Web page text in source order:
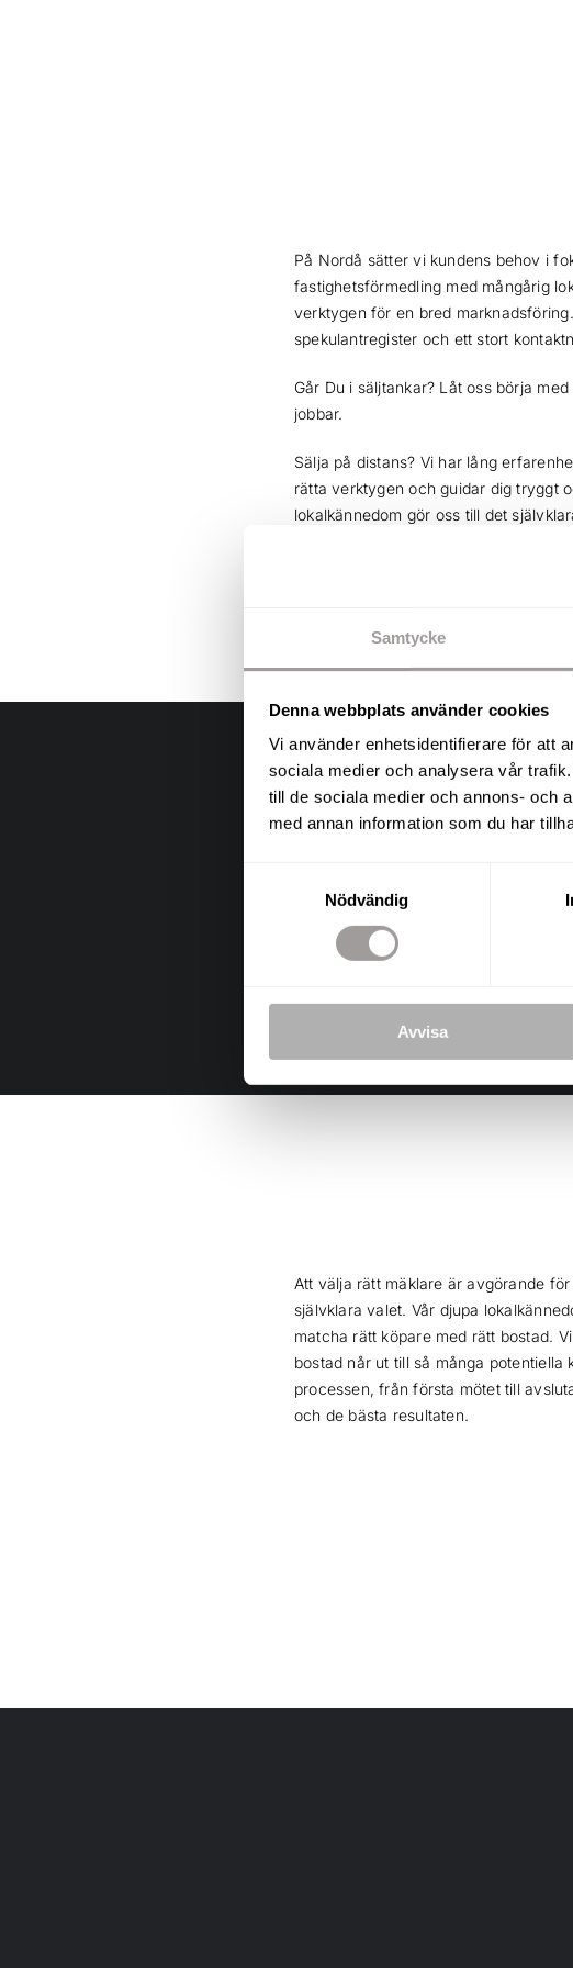
Samtycke
Denna webbplats använder cookies
Vi använder enhetsidentifierare för att
sociala medier och analysera vår
till de sociala medier och annons- och
med annan information som du har
Nödvändig
Avvisa
På Nordå sätter vi kundens behov i
fastighetsförmedling med mångårig
verktygen för en bred
spekulantregister och ett stort
Går Du i säljtankar? Låt oss börja
jobbar.
Sälja på distans? Vi har lång
rätta verktygen och guidar dig tryggt
lokalkännedom gör oss till det
Att välja rätt mäklare är avgörande
självklara valet. Vår djupa
matcha rätt köpare med rätt bostad.
bostad når ut till så många
processen, från första mötet till
och de bästa resultaten.